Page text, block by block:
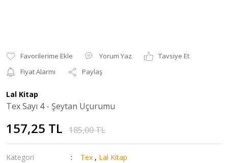
Yorum Yaz
Tavsiye Et
Fiyat Alarmı
Paylaş
Lal Kitap
Tex Sayı 4 - Şeytan Uçurumu
157,25 TL 185,00 TL
Kategori Tex , Lal Kitap